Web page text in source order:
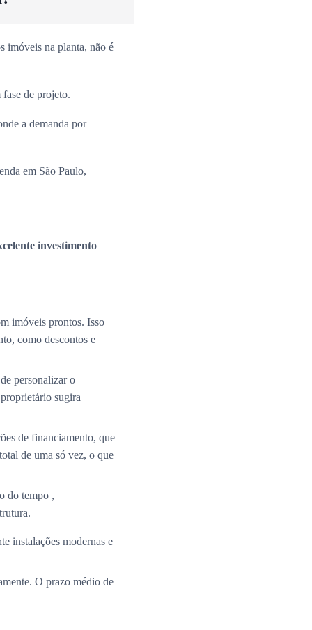
imóveis na planta, não é
de projeto.
a demanda por
em São Paulo,
investimento
imóveis prontos. Isso
como descontos e
personalizar o
sugira
de financiamento, que
de uma só vez, o que
do tempo ,
instalações modernas e
O prazo médio de